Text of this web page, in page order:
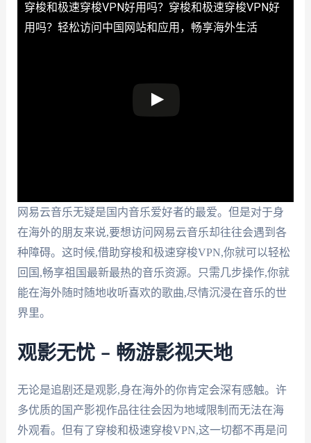
穿梭和极速穿梭VPN好用吗？ 穿梭和极速穿梭VPN好
用吗？轻松访问中国网站和应用，畅享海外生活
网易云音乐无疑是国内音乐爱好者的最爱。但是对于身
在海外的朋友来说,要想访问网易云音乐却往往会遇到各
种障碍。这时候,借助穿梭和极速穿梭VPN,你就可以轻松
回国,畅享祖国最新最热的音乐资源。只需几步操作,你就
能在海外随时随地收听喜欢的歌曲,尽情沉浸在音乐的世
界里。
观影无忧 – 畅游影视天地
无论是追剧还是观影,身在海外的你肯定会深有感触。许
多优质的国产影视作品往往会因为地域限制而无法在海
外观看。但有了穿梭和极速穿梭VPN,这一切都不再是问